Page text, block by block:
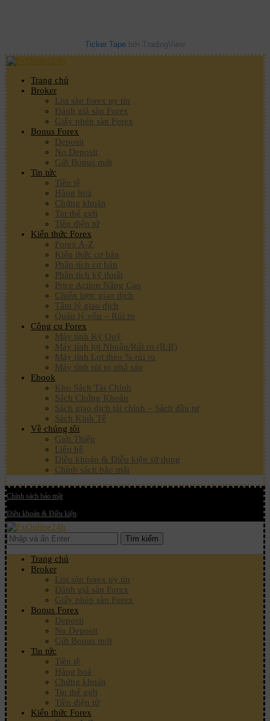
Ticker Tape bởi TradingView
Trang chủ
Broker
List sàn forex uy tín
Đánh giá sàn Forex
Giấy phép sàn Forex
Bonus Forex
Deposit
No Deposit
Gửi Bonus mới
Tin tức
Tiền tệ
Hàng hoá
Chứng khoán
Tin thế giới
Tiền điện tử
Kiến thức Forex
Forex A-Z
Kiến thức cơ bản
Phân tích cơ bản
Phân tích kỹ thuật
Price Action Nâng Cao
Chiến lược giao dịch
Tâm lý giao dịch
Quản lý vốn – Rủi ro
Công cụ Forex
Máy tính Ký Quỹ
Máy tính lợi Nhuận/Rủi ro (R:R)
Máy tính Lot theo % rủi ro
Máy tính rủi ro phá sản
Ebook
Kho Sách Tài Chính
Sách Chứng Khoán
Sách giao dịch tài chính – Sách đầu tư
Sách Kinh Tế
Về chúng tôi
Giới Thiệu
Liên hệ
Điều khoản & Điều kiện sử dụng
Chính sách bảo mật
Chính sách bảo mật
Điều khoản & Điều kiện
Tìm kiếm
Trang chủ
Broker
List sàn forex uy tín
Đánh giá sàn Forex
Giấy phép sàn Forex
Bonus Forex
Deposit
No Deposit
Gửi Bonus mới
Tin tức
Tiền tệ
Hàng hoá
Chứng khoán
Tin thế giới
Tiền điện tử
Kiến thức Forex